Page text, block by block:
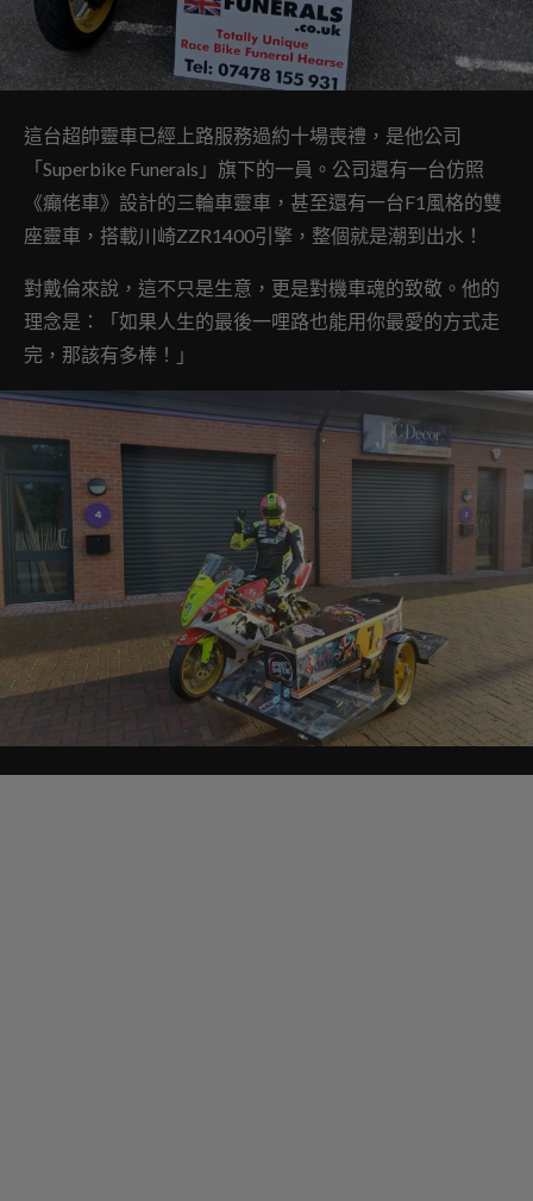
這台超帥靈車已經上路服務過約十場喪禮，是他公司
「Superbike Funerals」旗下的一員。公司還有一台仿照
《癲佬車》設計的三輪車靈車，甚至還有一台F1風格的雙
座靈車，搭載川崎ZZR1400引擎，整個就是潮到出水！
對戴倫來說，這不只是生意，更是對機車魂的致敬。他的
理念是：「如果人生的最後一哩路也能用你最愛的方式走
完，那該有多棒！」